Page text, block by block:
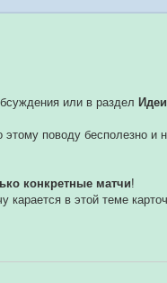
или в раздел
этому поводу бесполезно и
конкретные матчи!
карается в этой теме